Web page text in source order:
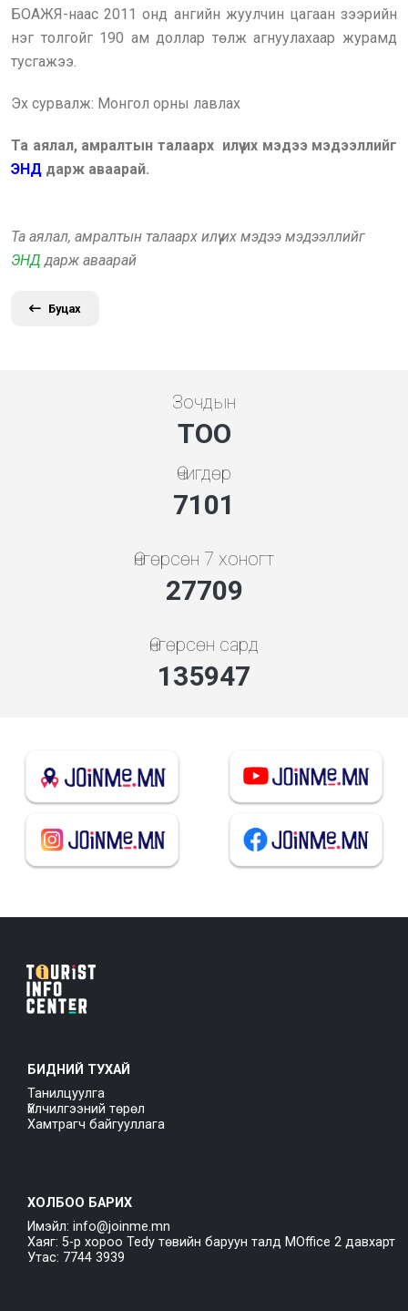
БОАЖЯ-наас 2011 онд ангийн жуулчин цагаан зээрийн
нэг толгойг 190 ам доллар төлж агнуулахаар журамд
тусгажээ.
Эх сурвалж: Монгол орны лавлах
Та аялал, амралтын талаарх илүү их мэдээ мэдээллийг
ЭНД дарж аваарай.
Та аялал, амралтын талаарх илүү их мэдээ мэдээллийг
ЭНД дарж аваарай
Буцах
Зочдын
ТОО
Өчигдөр
7608
Өнгөрсөн 7 хоногт
29688
Өнгөрсөн сард
145657
БИДНИЙ ТУХАЙ
Танилцуулга
Үйлчилгээний төрөл
Хамтрагч байгууллага
ХОЛБОО БАРИХ
Имэйл: info@joinme.mn
Хаяг: 5-р хороо Tedy төвийн баруун талд MOffice 2 давхарт
Утас: 7744 3939